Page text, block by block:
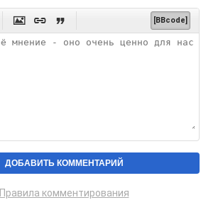
   [BBcode]
Правила комментирования